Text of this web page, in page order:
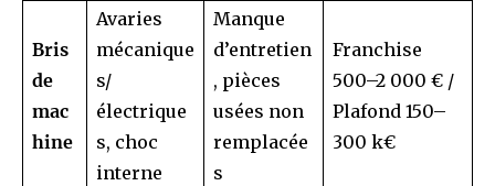
Bris
de
mac
hine
Avaries
mécanique
s/
électrique
s, choc
interne
Manque
d’entretien
, pièces
usées non
remplacée
s
Franchise
500–2 000 € /
Plafond 150–
300 k€